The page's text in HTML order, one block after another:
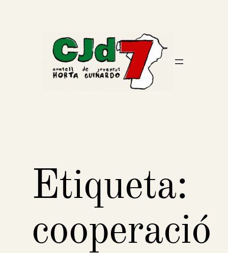
Etiqueta:
cooperació